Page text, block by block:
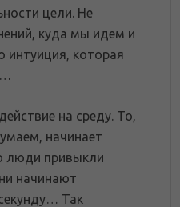
цели. Не
куда мы идем и
интуиция, которая
на среду. То,
начинает
люди привыкли
начинают
Так